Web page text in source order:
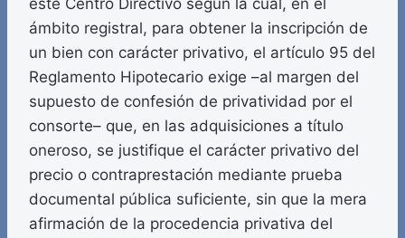
este Centro Directivo según la cual, en el
ámbito registral, para obtener la inscripción de
un bien con carácter privativo, el artículo 95 del
Reglamento Hipotecario exige –al margen del
supuesto de confesión de privatividad por el
consorte– que, en las adquisiciones a título
oneroso, se justifique el carácter privativo del
precio o contraprestación mediante prueba
documental pública suficiente, sin que la mera
afirmación de la procedencia privativa del